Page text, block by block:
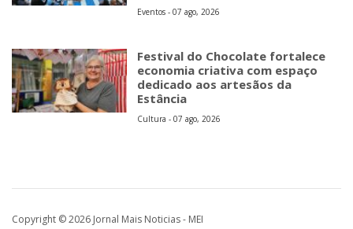
Eventos - 07 ago, 2026
Festival do Chocolate fortalece
economia criativa com espaço
dedicado aos artesãos da
Estância
Cultura - 07 ago, 2026
Copyright © 2026 Jornal Mais Noticias - MEI